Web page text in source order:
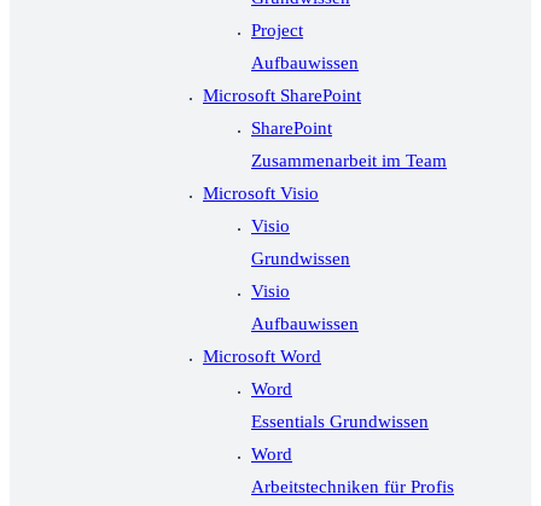
Project
Aufbauwissen
Microsoft SharePoint
SharePoint
Zusammenarbeit im Team
Microsoft Visio
Visio
Grundwissen
Visio
Aufbauwissen
Microsoft Word
Word
Essentials Grundwissen
Word
Arbeitstechniken für Profis